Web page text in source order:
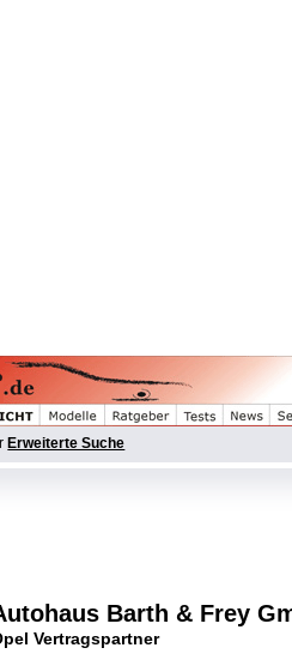
Erweiterte Suche
Barth & Frey
Vertragspartner